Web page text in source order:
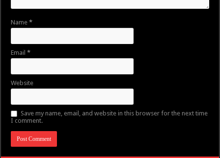
Name*
Email*
Website
Save my name, email, and website in this browser for the next time
I comment.